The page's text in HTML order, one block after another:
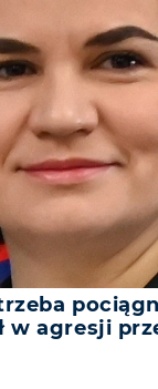
w agresji